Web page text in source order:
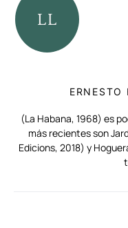
ERNESTO
(La Habana, 1968) es
más recientes son
Edicions, 2018) y